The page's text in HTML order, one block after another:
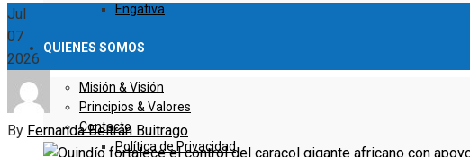
Engativa
QUIENES SOMOS
Misión & Visión
Principios & Valores
Contacto
Política de Privacidad
Jul
07
2026
By Fernanda Beltrán Buitrago